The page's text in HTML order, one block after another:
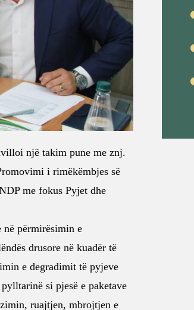
një takim pune me znj.
i rimëkëmbjes së
me fokus Pyjet dhe
përmirësimin e
drusore në kuadër të
e degradimit të pyjeve
si pjesë e paketave
ruajtjen, mbrojtjen e